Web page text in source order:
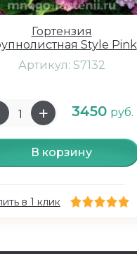
Гортензия
Style Pink
Артикул: S7132
3450 руб.
В корзину
в 1 клик